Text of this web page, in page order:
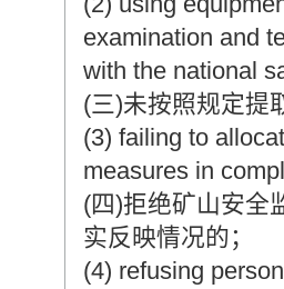
examination and
with the national
(三)未按照规定提
(3) failing to
measures in
(四)拒绝矿山安全
实反映情况的；
(4) refusing